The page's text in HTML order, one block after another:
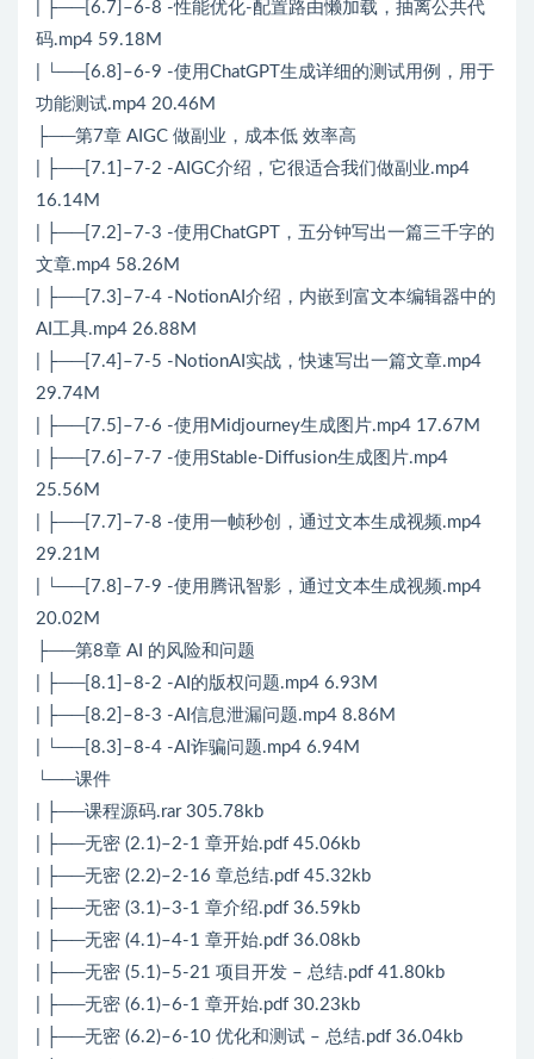
| ├──[6.7]–6-8 -性能优化-配置路由懒加载，抽离公共代
码.mp4 59.18M
| └──[6.8]–6-9 -使用ChatGPT生成详细的测试用例，用于
功能测试.mp4 20.46M
├──第7章 AIGC 做副业，成本低 效率高
| ├──[7.1]–7-2 -AIGC介绍，它很适合我们做副业.mp4
16.14M
| ├──[7.2]–7-3 -使用ChatGPT，五分钟写出一篇三千字的
文章.mp4 58.26M
| ├──[7.3]–7-4 -NotionAI介绍，内嵌到富文本编辑器中的
AI工具.mp4 26.88M
| ├──[7.4]–7-5 -NotionAI实战，快速写出一篇文章.mp4
29.74M
| ├──[7.5]–7-6 -使用Midjourney生成图片.mp4 17.67M
| ├──[7.6]–7-7 -使用Stable-Diffusion生成图片.mp4
25.56M
| ├──[7.7]–7-8 -使用一帧秒创，通过文本生成视频.mp4
29.21M
| └──[7.8]–7-9 -使用腾讯智影，通过文本生成视频.mp4
20.02M
├──第8章 AI 的风险和问题
| ├──[8.1]–8-2 -AI的版权问题.mp4 6.93M
| ├──[8.2]–8-3 -AI信息泄漏问题.mp4 8.86M
| └──[8.3]–8-4 -AI诈骗问题.mp4 6.94M
└──课件
| ├──课程源码.rar 305.78kb
| ├──无密 (2.1)–2-1 章开始.pdf 45.06kb
| ├──无密 (2.2)–2-16 章总结.pdf 45.32kb
| ├──无密 (3.1)–3-1 章介绍.pdf 36.59kb
| ├──无密 (4.1)–4-1 章开始.pdf 36.08kb
| ├──无密 (5.1)–5-21 项目开发 – 总结.pdf 41.80kb
| ├──无密 (6.1)–6-1 章开始.pdf 30.23kb
| ├──无密 (6.2)–6-10 优化和测试 – 总结.pdf 36.04kb